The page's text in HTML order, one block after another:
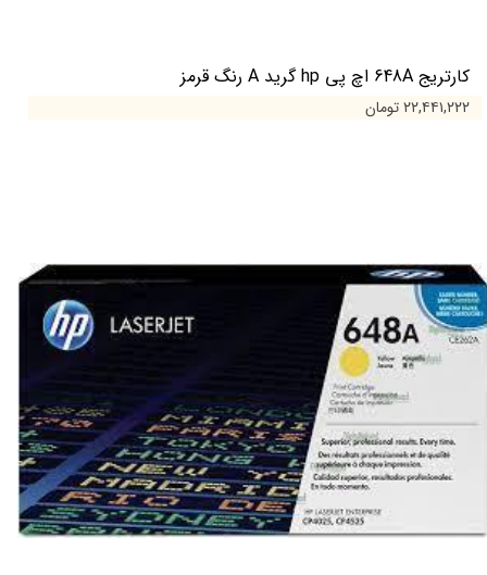
کارتریج 648A اچ پی hp گرید A رنگ قرمز
۲۲,۴۴۱,۲۲۲ تومان